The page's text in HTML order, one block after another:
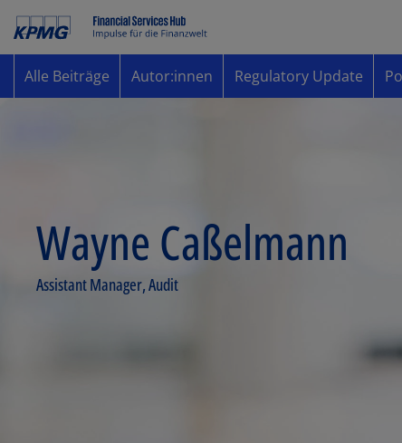
Alle Beiträge Autor:innen Regulatory Update
Wayne Caßelmann
Assistant Manager, Audit